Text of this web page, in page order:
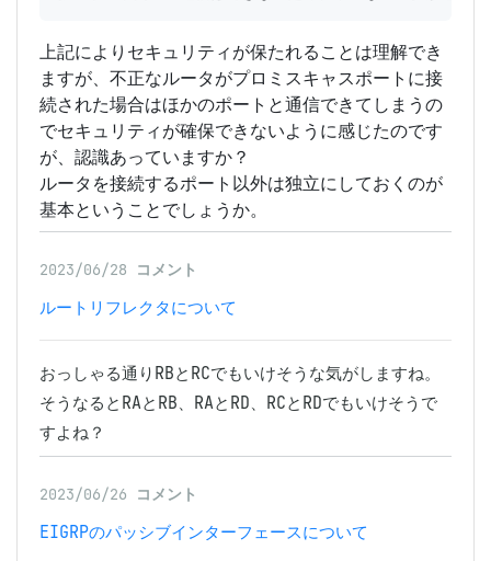
上記によりセキュリティが保たれることは理解でき
ますが、不正なルータがプロミスキャスポートに接
続された場合はほかのポートと通信できてしまうの
でセキュリティが確保できないように感じたのです
が、認識あっていますか？
ルータを接続するポート以外は独立にしておくのが
基本ということでしょうか。
2023/06/28 コメント
ルートリフレクタについて
おっしゃる通りRBとRCでもいけそうな気がしますね。
そうなるとRAとRB、RAとRD、RCとRDでもいけそうで
すよね？
2023/06/26 コメント
EIGRPのパッシブインターフェースについて